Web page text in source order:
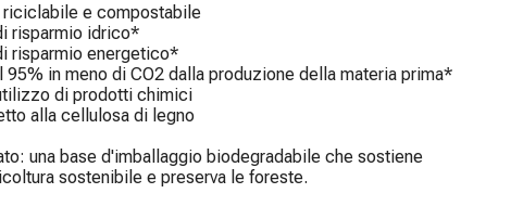
riciclabile e compostabile
risparmio idrico*
risparmio energetico*
95% in meno di CO2 dalla produzione della materia prima*
di prodotti chimici
alla cellulosa di legno
una base d'imballaggio biodegradabile che sostiene
sostenibile e preserva le foreste.